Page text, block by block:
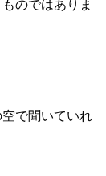
のではありま
で聞いていれ